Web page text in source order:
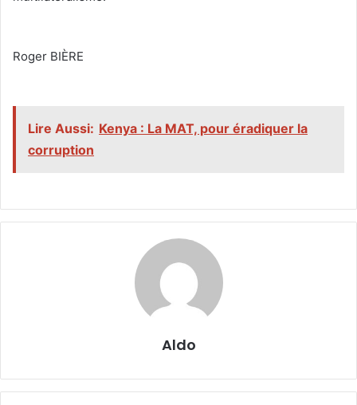
‎Roger BIÈRE
Lire Aussi: Kenya : La MAT, pour éradiquer la
corruption
Aldo